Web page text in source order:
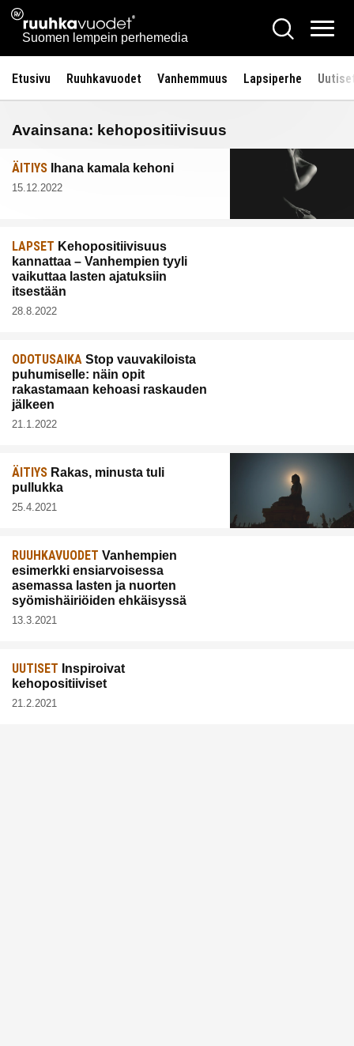
Siirry
sisältöön
Ruuhkavuodet.fi
Suomen lempein perhemedia
Hae
Etusivu Ruuhkavuodet Vanhemmuus Lapsiperhe
Avainsana: kehopositiivisuus
ÄITIYS Ihana kamala kehoni
15.12.2022
LAPSET Kehopositiivisuus
kannattaa – Vanhempien tyyli
vaikuttaa lasten ajatuksiin
itsestään
28.8.2022
ODOTUSAIKA Stop vauvakiloista
puhumiselle: näin opit
rakastamaan kehoasi raskauden
jälkeen
21.1.2022
ÄITIYS Rakas, minusta tuli
pullukka
25.4.2021
RUUHKAVUODET Vanhempien
esimerkki ensiarvoisessa
asemassa lasten ja nuorten
syömishäiriöiden ehkäisyssä
13.3.2021
UUTISET Inspiroivat
kehopositiiviset
21.2.2021